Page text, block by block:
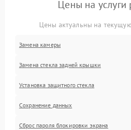
Цены на услуги
Цены актуальны на
Замена камеры
Замена стекла задней крышки
Установка защитного стекла
Сохранение данных
Сброс пароля блокировки экрана